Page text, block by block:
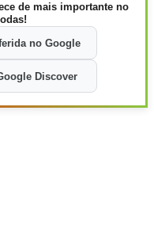
de mais importante no
no Google
Discover